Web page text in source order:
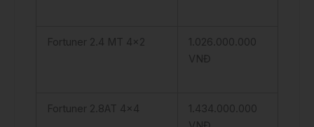
Fortuner 2.4 MT 4×2
1.026.000.000
VNĐ
Fortuner 2.8AT 4×4
1.434.000.000